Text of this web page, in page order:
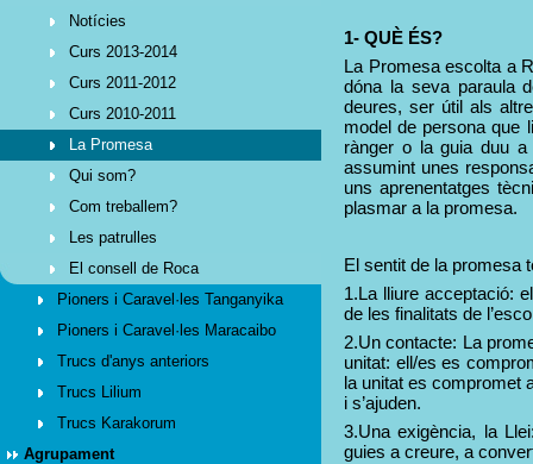
Notícies
Curs 2013-2014
Curs 2011-2012
Curs 2010-2011
La Promesa
Qui som?
Com treballem?
Les patrulles
El consell de Roca
Pioners i Caravel·les Tanganyika
Pioners i Caravel·les Maracaibo
Trucs d'anys anteriors
Trucs Lilium
Trucs Karakorum
Agrupament
1- QUÈ ÉS?
La Promesa escolta a
dóna la seva paraula
deures, ser útil als
model de persona que
rànger o la guia duu
assumint unes
uns aprenentatges
plasmar a la promesa.
El sentit de la promesa
1.La lliure acceptació:
de les finalitats de
2.Un contacte: La
unitat: ell/es es
la unitat es compromet
i s’ajuden.
3.Una exigència, la
guies a creure, a